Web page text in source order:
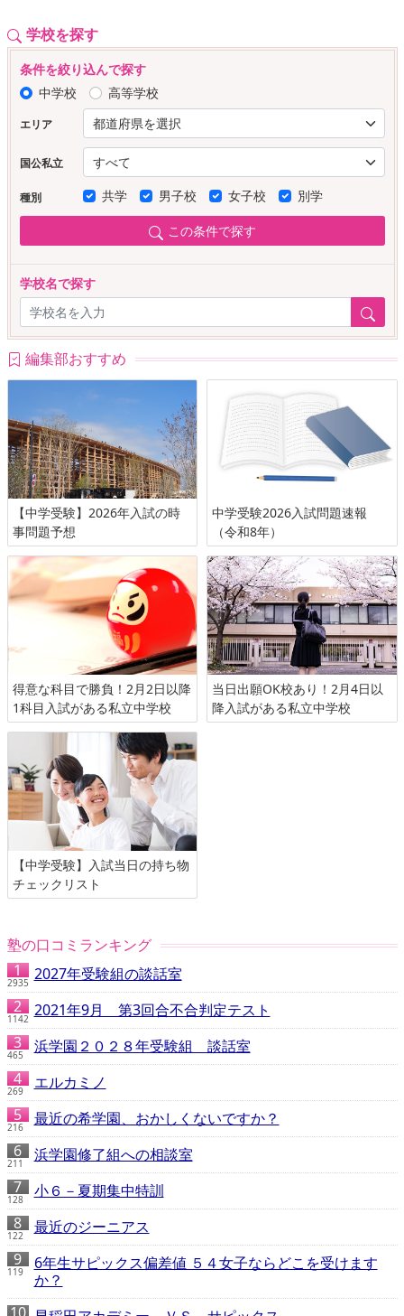
学校を探す
条件を絞り込んで探す
中学校
高等学校
エリア
国公私立
種別 共学 男子校 女子校 別学
この条件で探す
学校名で探す
編集部おすすめ
【中学受験】2026年入試の時
事問題予想
中学受験2026入試問題速報
（令和8年）
得意な科目で勝負！2月2日以降
1科目入試がある私立中学校
当日出願OK校あり！2月4日以
降入試がある私立中学校
【中学受験】入試当日の持ち物
チェックリスト
塾の口コミランキング
2935 2027年受験組の談話室
1142 2021年9月 第3回合不合判定テスト
465 浜学園２０２８年受験組 談話室
269 エルカミノ
216 最近の希学園、おかしくないですか？
211 浜学園修了組への相談室
128 小６－夏期集中特訓
122 最近のジーニアス
119
6年生サピックス偏差値 ５４女子ならどこを受けます
か？